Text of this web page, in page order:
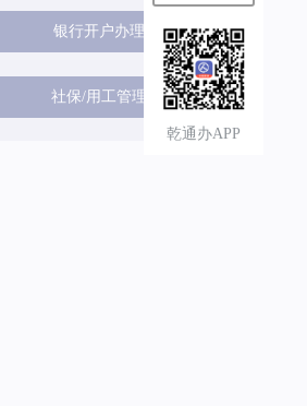
银行开户办理
社保/用工管理
乾通办APP